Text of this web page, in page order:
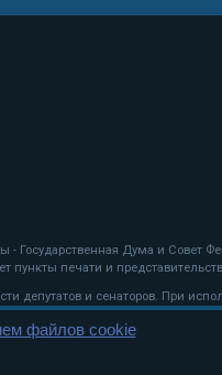
- Государственная Дума и Совет
печати и
депутатов и сенаторов. При
файлов cookie